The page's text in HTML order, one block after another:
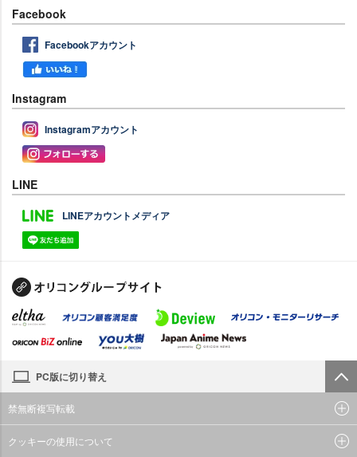
Facebook
Facebookアカウント
Instagram
Instagramアカウント
LINE
LINEアカウントメディア
PC版に切り替え
禁無断複写転載
クッキーの使用について